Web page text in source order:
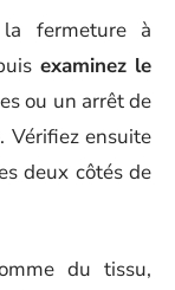
fermeture à
examinez le
ou un arrêt de
Vérifiez ensuite
deux côtés de
du tissu,